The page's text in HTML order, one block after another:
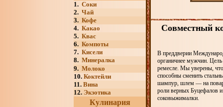
1. Соки
2. Чай
3. Кофе
4. Какао
5. Квас
6. Компоты
7. Кисели
8. Минералка
9. Молоко
10. Коктейли
11. Вина
12. Экзотика
Кулинария
Совместный
В преддверии
органичнее мужчин.
ремесле. Мы уверены,
способны сменить
шампур, шлем — на
роли верных Буцефалов
соковыжималки.